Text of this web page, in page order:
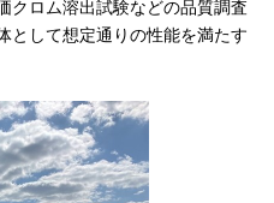
クロム溶出試験などの品質調査
として想定通りの性能を満たす